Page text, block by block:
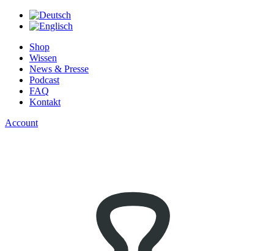
Shop
Wissen
News & Presse
Podcast
FAQ
Kontakt
Account